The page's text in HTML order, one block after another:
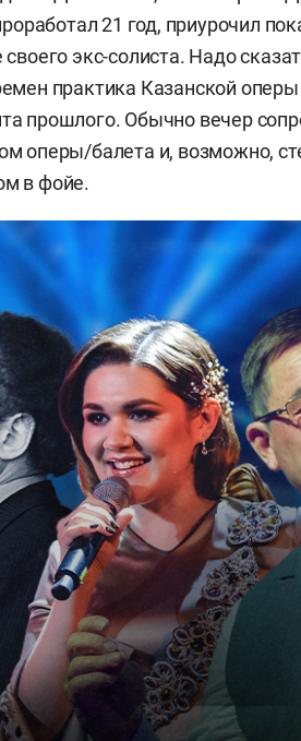
21 год, приурочил
своего экс-солиста. Надо
практика Казанской
прошлого. Обычно вечер
оперы/балета и, возможно,
в фойе.